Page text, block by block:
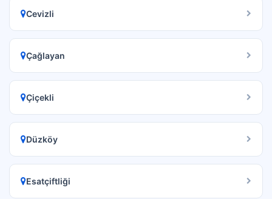
Cevizli
Çağlayan
Çiçekli
Düzköy
Esatçiftliği